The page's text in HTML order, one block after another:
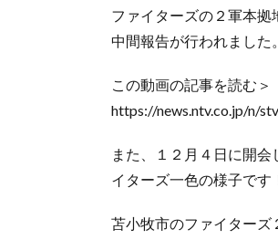
ファイターズの２軍本
中間報告が行われました。
この動画の記事を読む＞
https://news.ntv.co.jp/n/
また、１２月４日に開
イターズ一色の様子です
苫小牧市のファイターズ